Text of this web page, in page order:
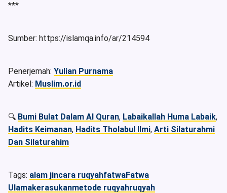
***
Sumber: https://islamqa.info/ar/214594
Penerjemah: Yulian Purnama
Artikel: Muslim.or.id
🔍 Bumi Bulat Dalam Al Quran, Labaikallah Huma Labaik,
Hadits Keimanan, Hadits Tholabul Ilmi, Arti Silaturahmi
Dan Silaturahim
Tags: alam jincara ruqyahfatwaFatwa
Ulamakerasukanmetode ruqyahruqyah